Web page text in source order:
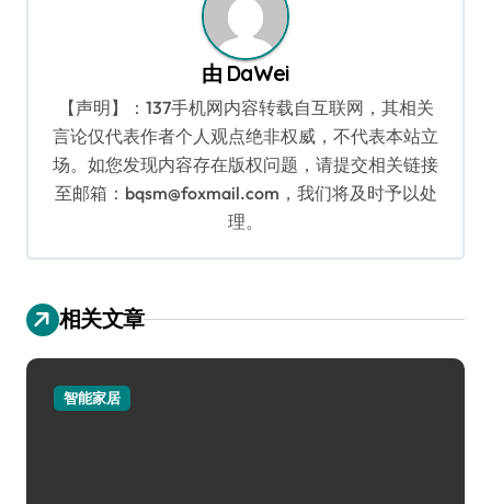
由 DaWei
【声明】：137手机网内容转载自互联网，其相关
言论仅代表作者个人观点绝非权威，不代表本站立
场。如您发现内容存在版权问题，请提交相关链接
至邮箱：bqsm@foxmail.com，我们将及时予以处
理。
相关文章
智能家居